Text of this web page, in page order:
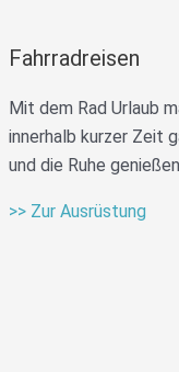
Fahrradreisen
Mit dem Rad Urlaub
innerhalb kurzer Zeit
und die Ruhe
>> Zur Ausrüstung